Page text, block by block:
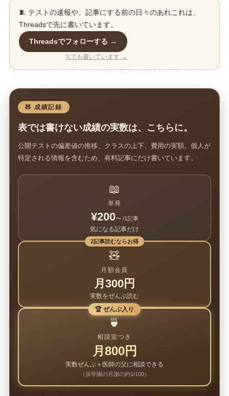
🧵 テストの速報や、記事にする前の日々のあれこれは、
Threadsで先に書いています。
Threadsでフォローする →
𝕏でも書いています →
🧸 成績記録
表では書けない成績の実数は、こちらに。
公開テストの偏差値の推移、クラスの上下、費用の実額。個人が
特定される情報を含むため、有料記事にだけ書いています。
📖
単発
¥200〜 /1記事
気になる記事だけ
2記事読むならお得
🧸
月額会員
月300円
実数をぜんぶ読む
🏆 ぜんぶ入り
🍵
相談室つき
月800円
実数ぜんぶ＋医師の父に相談できる
（浜学園の月謝の約1/100）